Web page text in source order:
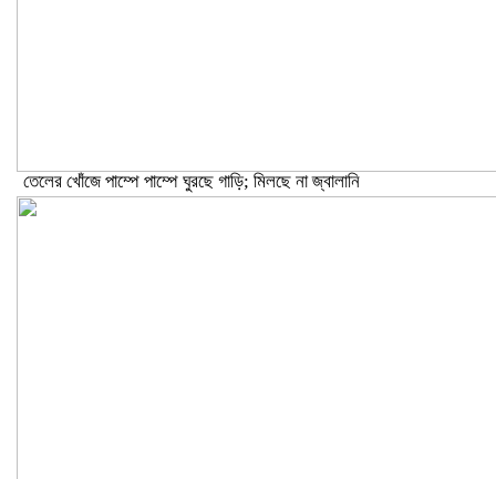
তেলের খোঁজে পাম্পে পাম্পে ঘুরছে গাড়ি; মিলছে না জ্বালানি